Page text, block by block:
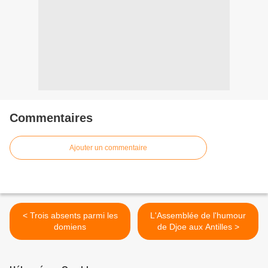
Commentaires
Ajouter un commentaire
< Trois absents parmi les
domiens
L'Assemblée de l'humour
de Djoe aux Antilles >